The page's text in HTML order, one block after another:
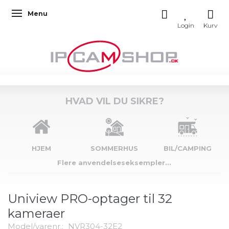
Skifte navigation
Menu
HVAD VIL DU SIKRE?
HJEM SOMMERHUS
BIL/CAMPING
Flere anvendelseseksempler...
Uniview PRO-optager til 32
kameraer
Model/varenr.: NVR304-32E2